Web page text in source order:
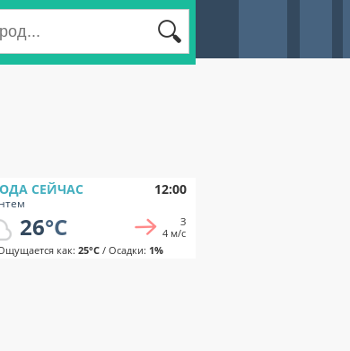
СЕЙЧАС 12:00
26°C
З
4 м/с
как: 25°C/ Осадки: 1%